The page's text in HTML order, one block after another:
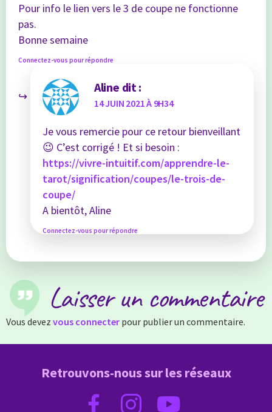
Pour info le lien vers le 3 de coupe ne fonctionne
pas.
Bonne semaine
Connectez-vous pour répondre
Aline dit :
14 JUIN 2021 À 9H34
Je vous remercie pour ce retour bienveillant
😉 C’est corrigé ! Et si besoin :
https://vivre-intuitif.com/apprendre-le-
tarot/signification/coupes/le-trois-de-
coupe/
A bientôt, Aline
Connectez-vous pour répondre
Laisser un commentaire
Vous devez vous connecter pour publier un commentaire.
Retrouvons-nous sur les réseaux